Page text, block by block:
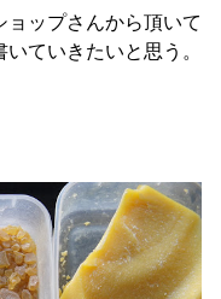
ョップさんから頂いて
ていきたいと思う。